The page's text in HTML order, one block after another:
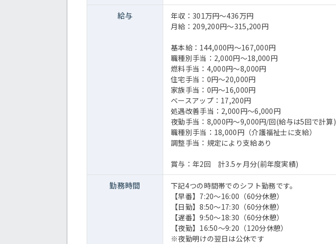
給与
年収：301万円～436万円
月給：209,200円～315,200円
基本給：144,000円～167,000円
職種別手当：2,000円～18,000円
燃料手当：4,000円～8,000円
住宅手当：0円～20,000円
家族手当：0円～16,000円
ベースアップ：17,200円
処遇改善手当：2,000円～6,000円
夜勤手当：8,000円～9,000円/回(給与は5回で計算)
職種別手当：18,000円（介護福祉士に支給）
調整手当：規定により支給あり
賞与：年2回 計3.5ヶ月分(前年度実績)
勤務時間
下記4つの時間帯でのシフト勤務です。
【早番】7:20～16:00（60分休憩）
【日勤】8:50～17:30（60分休憩）
【遅番】9:50～18:30（60分休憩）
【夜勤】16:50～9:20（120分休憩）
※夜勤明けの翌日は公休です